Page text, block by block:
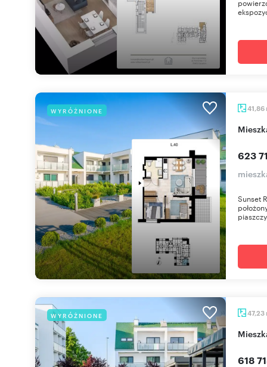
WYRÓŻNIONE 41,86
623
Sunset
WYRÓŻNIONE 47,23
618